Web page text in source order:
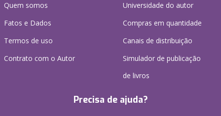
Quem somos
Fatos e Dados
Termos de uso
Contrato com o Autor
Universidade do autor
Compras em quantidade
Canais de distribuição
Simulador de publicação
de livros
Precisa de ajuda?